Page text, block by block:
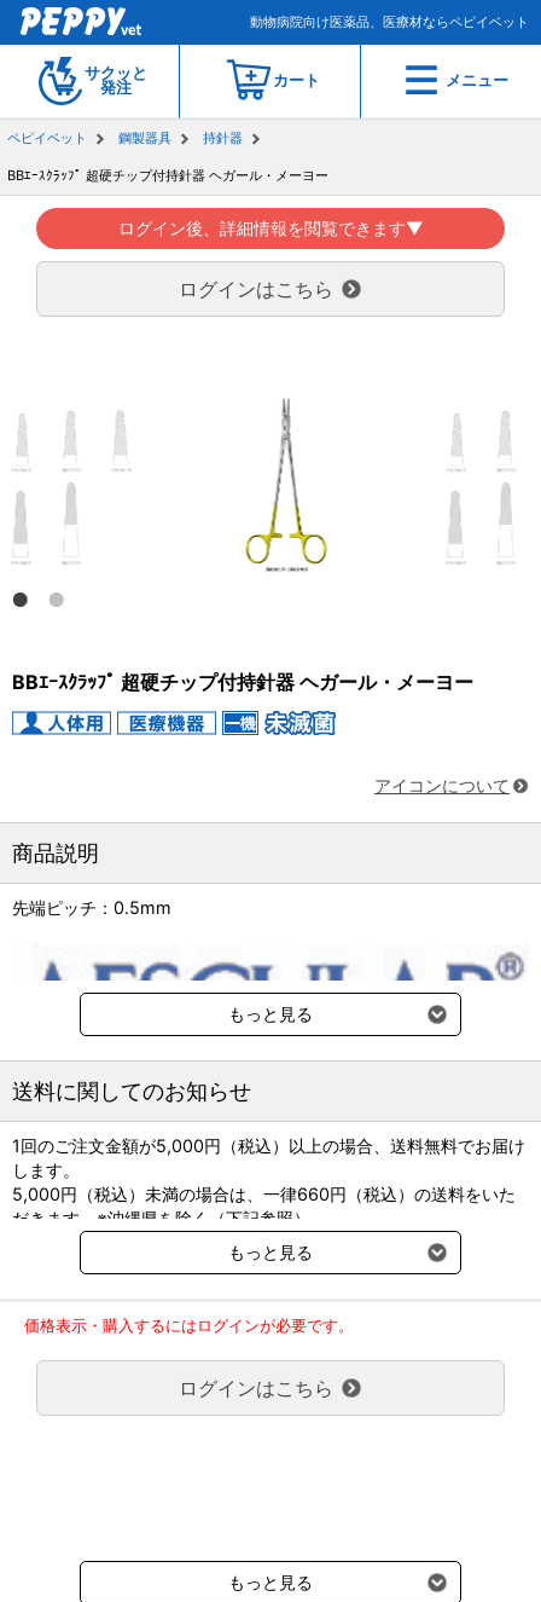
動物病院向け医薬品、医療材ならペピイベット
サクッと
発注
カート メニュー
ペピイベット 鋼製器具 持針器
BBｴｰｽｸﾗｯﾌﾟ 超硬チップ付持針器 ヘガール・メーヨー
ログイン後、詳細情報を閲覧できます▼
ログインはこちら
BBｴｰｽｸﾗｯﾌﾟ 超硬チップ付持針器 ヘガール・メーヨー
アイコンについて
商品説明
先端ピッチ：0.5mm
※国外からの取り寄せのためお時間をいただく場合がございま
す。
医療機器許認可番号は製造付属の添付文書を参照下さい。
長くご愛用いただくために。
専用のメンテナンスオイル「ステリリットi」の商品ページでは、
メンテナンス方法をご案内しております。
正しいメンテナンスは、破損、変色、錆びなどの予防につながり
メンテナンス用オイル ステリリットｉの商品ページはこちら
もっと見る
送料に関してのお知らせ
1回のご注文金額が5,000円（税込）以上の場合、送料無料でお届け
します。
5,000円（税込）未満の場合は、一律660円（税込）の送料をいた
だきます。※沖縄県を除く（下記参照）
※2017年11月14日（火）より沖縄県へのお届けにつきましては、1
回のご注文金額（税込）が、30,000円以上で配送無料となります。
ご了承のほどよろしくお願い致します。
弊社都合でお届けが２回以上に分かれる場合の送料負担は、１回分
のみで新たな送料は発生しません。
大型商品送料が必要な商品をご注文の場合は、大型商品送料のみご
負担頂きます。
受けます。
もっと見る
価格表示・購入するにはログインが必要です。
ログインはこちら
もっと見る